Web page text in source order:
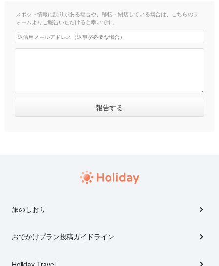
スポット情報に誤りがある場合や、移転・閉店している場合は、こちらのフ
ォームよりご報告いただけると幸いです。
旅のしおり
おでかけプラン投稿ガイドライン
Holiday Travel